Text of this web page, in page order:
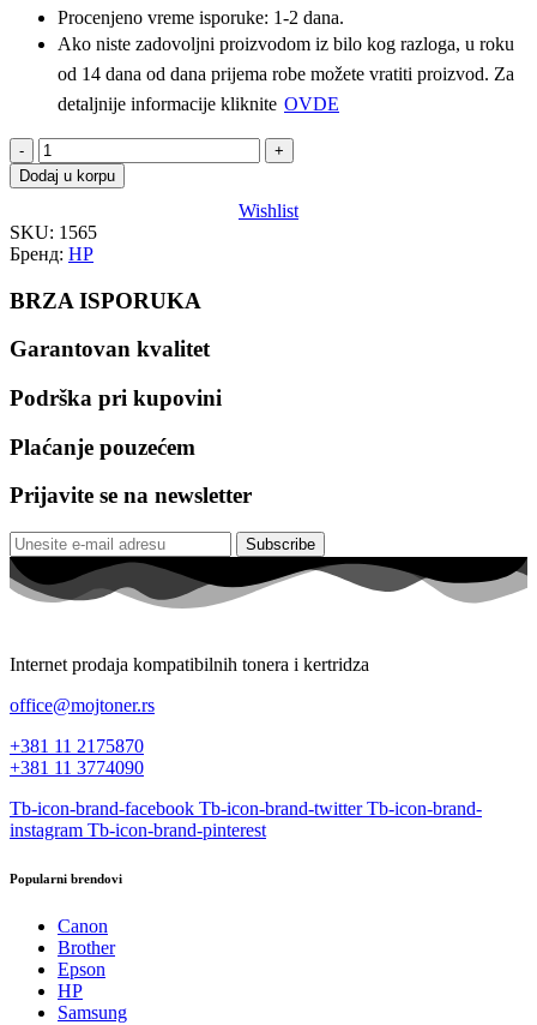
Procenjeno vreme isporuke: 1-2 dana.
Ako niste zadovoljni proizvodom iz bilo kog razloga, u roku
od 14 dana od dana prijema robe možete vratiti proizvod. Za
detaljnije informacije kliknite OVDE
HP
CF214X
|
toner
količina
Dodaj u korpu
Wishlist
SKU: 1565
Бренд: HP
BRZA ISPORUKA
Garantovan kvalitet
Podrška pri kupovini
Plaćanje pouzećem
Prijavite se na newsletter
Subscribe
Internet prodaja kompatibilnih tonera i kertridza
office@mojtoner.rs
+381 11 2175870
+381 11 3774090
Tb-icon-brand-facebook Tb-icon-brand-twitter Tb-icon-brand-
instagram Tb-icon-brand-pinterest
Popularni brendovi
Canon
Brother
Epson
HP
Samsung